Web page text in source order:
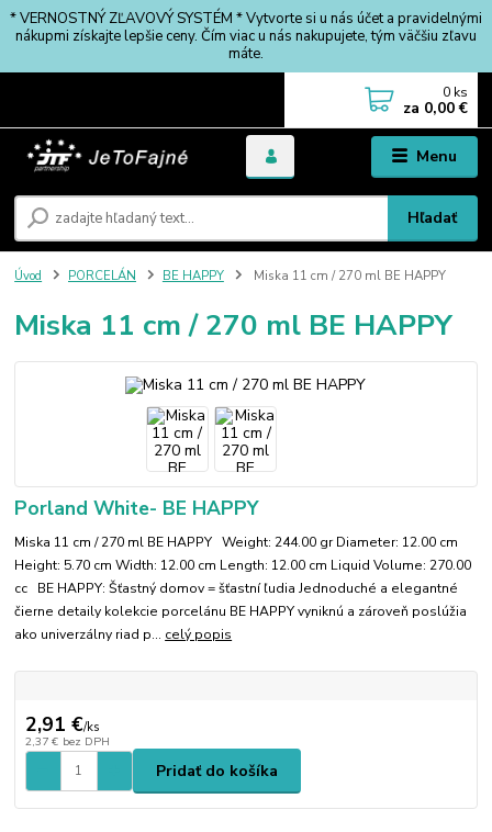
* VERNOSTNÝ ZĽAVOVÝ SYSTÉM * Vytvorte si u nás účet a pravidelnými
nákupmi získajte lepšie ceny. Čím viac u nás nakupujete, tým väčšiu zľavu
máte.
Menu
Hľadať
0 ks
za 0,00 €
Úvod PORCELÁN BE HAPPY Miska 11 cm / 270 ml BE HAPPY
Miska 11 cm / 270 ml BE HAPPY
Porland White- BE HAPPY
Miska 11 cm / 270 ml BE HAPPY Weight: 244.00 gr Diameter: 12.00 cm
Height: 5.70 cm Width: 12.00 cm Length: 12.00 cm Liquid Volume: 270.00
cc BE HAPPY: Šťastný domov = šťastní ľudia Jednoduché a elegantné
čierne detaily kolekcie porcelánu BE HAPPY vyniknú a zároveň poslúžia
ako univerzálny riad p... celý popis
2,91 €/ks
2,37 € bez DPH
Pridať do košíka